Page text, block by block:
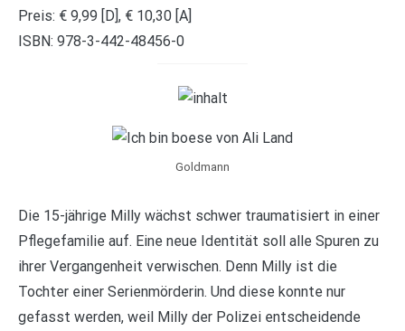
Preis: € 9,99 [D], € 10,30 [A]
ISBN: 978-3-442-48456-0
Goldmann
Die 15-jährige Milly wächst schwer traumatisiert in einer
Pflegefamilie auf. Eine neue Identität soll alle Spuren zu
ihrer Vergangenheit verwischen. Denn Milly ist die
Tochter einer Serienmörderin. Und diese konnte nur
gefasst werden, weil Milly der Polizei entscheidende